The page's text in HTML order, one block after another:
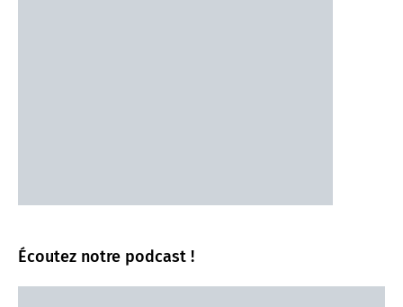
Écoutez notre podcast !